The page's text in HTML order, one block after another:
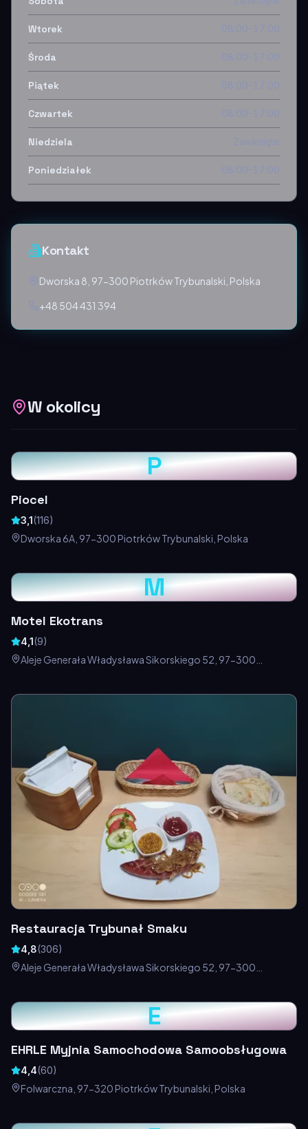
Wtorek
Środa
Piątek
Czwartek
Niedziela
Poniedziałek
Kontakt
Dworska 8, 97-300 Piotrków Trybunalski, Polska
+48 504 431 394
W okolicy
P
Piocel
3,1(116)
Dworska 6A, 97-300 Piotrków Trybunalski, Polska
M
Motel Ekotrans
4,1(9)
Aleje Generała Władysława Sikorskiego 52, 97-300
Restauracja Trybunał Smaku
4,8(306)
Aleje Generała Władysława Sikorskiego 52, 97-300
E
EHRLE Myjnia Samochodowa Samoobsługowa
4,4(60)
Folwarczna, 97-320 Piotrków Trybunalski, Polska